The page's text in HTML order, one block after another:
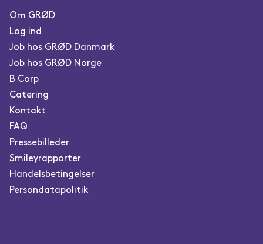
Om GRØD
Log ind
Job hos GRØD Danmark
Job hos GRØD Norge
B Corp
Catering
Kontakt
FAQ
Pressebilleder
Smileyrapporter
Handelsbetingelser
Persondatapolitik